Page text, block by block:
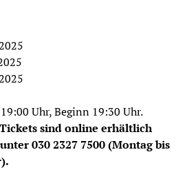
Uhr, Beginn 19:30 Uhr.
Tickets sind online erhältlich
030 2327 7500 (Montag bis